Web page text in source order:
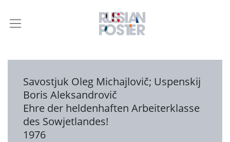
Savostjuk Oleg Michajlovič; Uspenskij
Boris Aleksandrovič
Ehre der heldenhaften Arbeiterklasse
des Sowjetlandes!
1976